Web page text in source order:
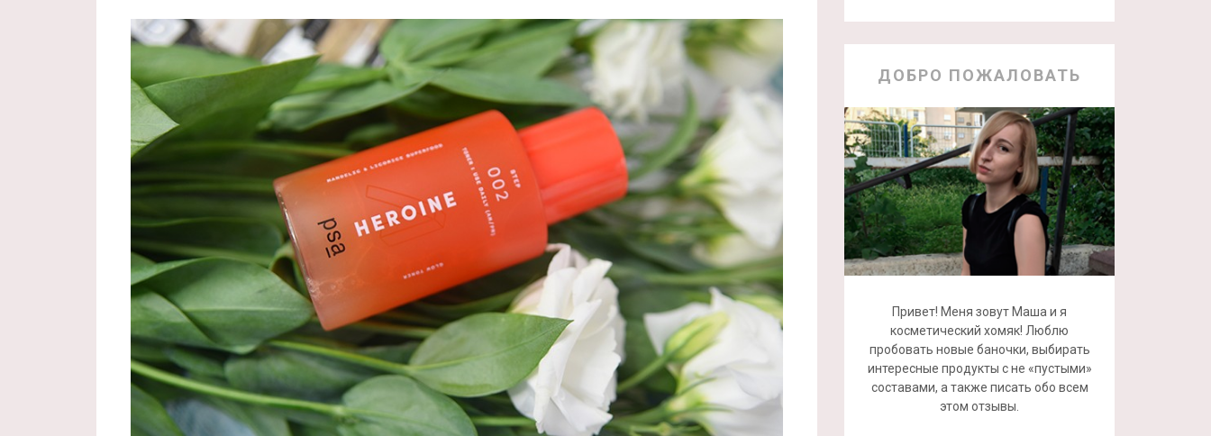
ДОБРО ПОЖАЛОВАТЬ
Привет! Меня зовут Маша и я
косметический хомяк! Люблю
пробовать новые баночки, выбирать
интересные продукты с не «пустыми»
составами, а также писать обо всем
этом отзывы.